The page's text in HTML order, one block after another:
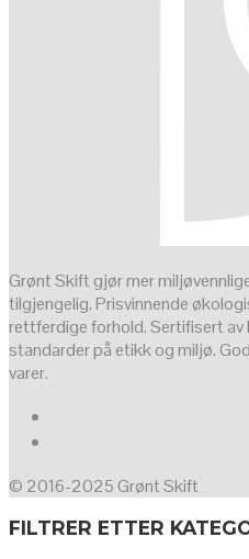
Grønt Skift gjør mer
tilgjengelig. Prisvinnende
rettferdige forhold. Sertifisert
standarder på etikk og miljø.
varer.
© 2016-2025 Grønt Skift
FILTRER ETTER